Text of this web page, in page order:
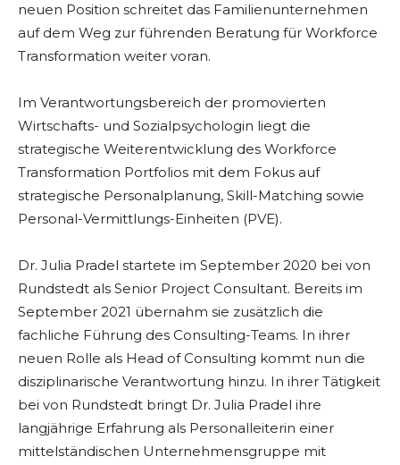
neuen Position schreitet das Familienunternehmen
auf dem Weg zur führenden Beratung für Workforce
Transformation weiter voran.
Im Verantwortungsbereich der promovierten
Wirtschafts- und Sozialpsychologin liegt die
strategische Weiterentwicklung des Workforce
Transformation Portfolios mit dem Fokus auf
strategische Personalplanung, Skill-Matching sowie
Personal-Vermittlungs-Einheiten (PVE).
Dr. Julia Pradel startete im September 2020 bei von
Rundstedt als Senior Project Consultant. Bereits im
September 2021 übernahm sie zusätzlich die
fachliche Führung des Consulting-Teams. In ihrer
neuen Rolle als Head of Consulting kommt nun die
disziplinarische Verantwortung hinzu. In ihrer Tätigkeit
bei von Rundstedt bringt Dr. Julia Pradel ihre
langjährige Erfahrung als Personalleiterin einer
mittelständischen Unternehmensgruppe mit